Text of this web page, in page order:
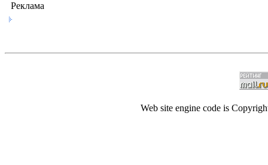
Реклама
Web site engine code is